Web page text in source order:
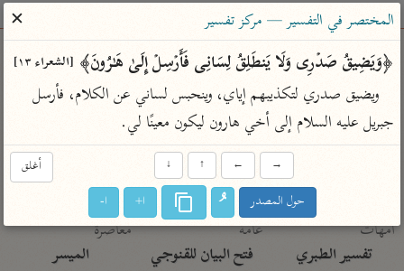
ساهم معنا في نشر القرآن والعلم الشرعي
الباحث القرآني
بحث تفسير علوم مصاحف معاجم
Type 2 or more characters for results.
Type 1 or more
characters for results.
أمّهات
تفسير الطبري
عامّة
فتح البيان للقنوجي
معاصرة
الميسر
المختصر في التفسير — مركز تفسير
✕
﴿وَیَضِیقُ صَدۡرِی وَلَا یَنطَلِقُ لِسَانِی فَأَرۡسِلۡ إِلَىٰ هَـٰرُونَ﴾ [الشعراء ١٣]
جبريل عليه السلام إلى أخي هارون ليكون معينًا لي.
أغلق →
←
↑
↓
حول المصدر ا+ ا-